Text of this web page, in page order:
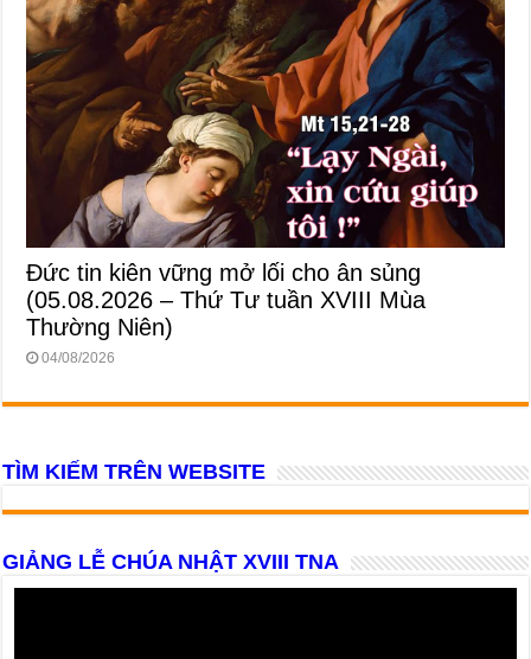
Đức tin kiên vững mở lối cho ân sủng
(05.08.2026 – Thứ Tư tuần XVIII Mùa
Thường Niên)
04/08/2026
TÌM KIẾM TRÊN WEBSITE
GIẢNG LỄ CHÚA NHẬT XVIII TNA